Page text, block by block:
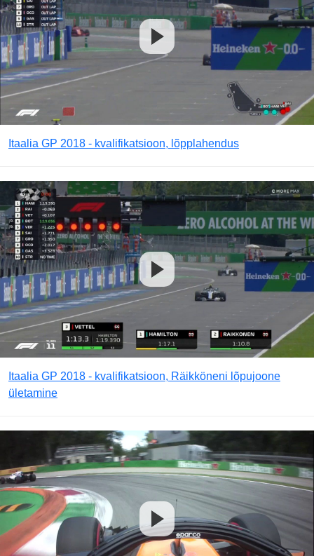
Itaalia GP 2018 - kvalifikatsioon, lõpplahendus
Itaalia GP 2018 - kvalifikatsioon, Räikköneni lõpujoone
ületamine